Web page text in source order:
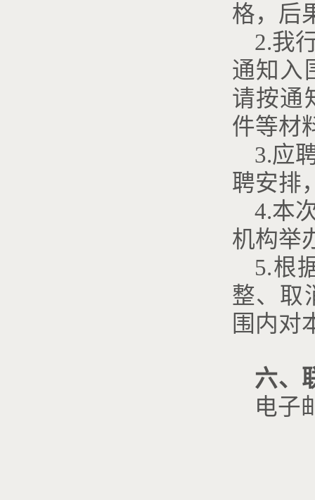
格，后
2.我
通知入
请按通
件等材
3.应
聘安排
4.本
机构举
5.根
整、取
围内对
六、
电子